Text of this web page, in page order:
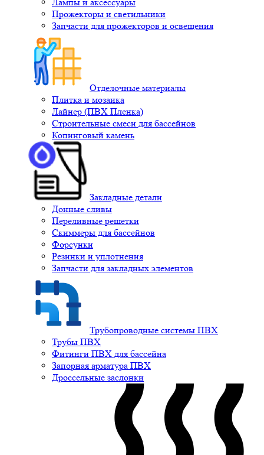
Прожекторы и светильники
Запчасти для прожекторов и освещения
Отделочные материалы
Плитка и мозаика
Лайнер (ПВХ Пленка)
Строительные смеси для бассейнов
Копинговый камень
Закладные детали
Донные сливы
Переливные решетки
Скиммеры для бассейнов
Форсунки
Резинки и уплотнения
Запчасти для закладных элементов
Трубопроводные системы ПВХ
Трубы ПВХ
Фитинги ПВХ для бассейна
Запорная арматура ПВХ
Дроссельные заслонки